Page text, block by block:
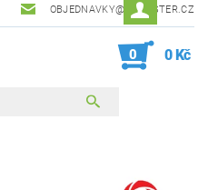
OBJEDNAVKY@IFORESTER.CZ
0 0 Kč